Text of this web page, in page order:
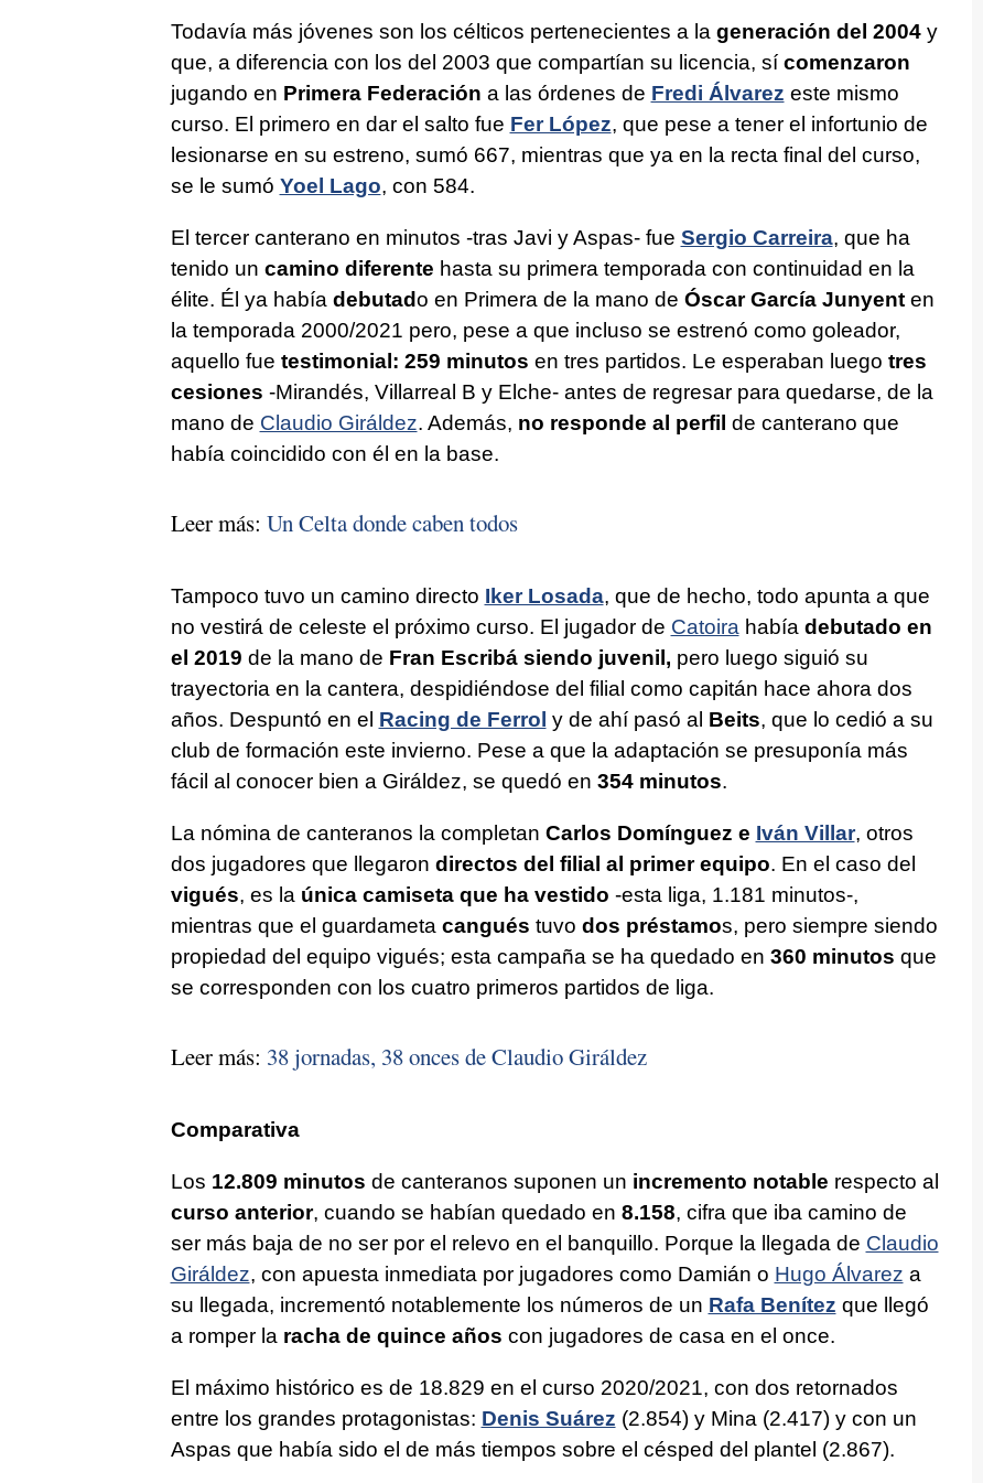
Todavía más jóvenes son los célticos pertenecientes a la generación del 2004y
que, a diferencia con los del 2003 que compartían su licencia, sí comenzaron
jugando en Primera Federación a las órdenes de Fredi Álvarez este mismo
curso. El primero en dar el salto fue Fer López, que pese a tener el infortunio de
lesionarse en su estreno, sumó 667, mientras que ya en la recta final del curso,
se le sumó Yoel Lago, con 584.
El tercer canterano en minutos -tras Javi y Aspas- fue Sergio Carreira, que ha
tenido un camino diferente hasta su primera temporada con continuidad en la
élite. Él ya había debutado en Primera de la mano de Óscar García Junyenten
la temporada 2000/2021 pero, pese a que incluso se estrenó como goleador,
aquello fue testimonial: 259 minutos en tres partidos. Le esperaban luego tres
cesiones -Mirandés, Villarreal B y Elche- antes de regresar para quedarse, de la
mano de Claudio Giráldez. Además, no responde al perfil de canterano que
había coincidido con él en la base.
Leer más: Un Celta donde caben todos
Tampoco tuvo un camino directo Iker Losada, que de hecho, todo apunta a que
no vestirá de celeste el próximo curso. El jugador de Catoira había debutado en
el 2019 de la mano de Fran Escribá siendo juvenil, pero luego siguió su
trayectoria en la cantera, despidiéndose del filial como capitán hace ahora dos
años. Despuntó en el Racing de Ferrol y de ahí pasó al Beits, que lo cedió a su
club de formación este invierno. Pese a que la adaptación se presuponía más
fácil al conocer bien a Giráldez, se quedó en 354 minutos.
La nómina de canteranos la completan Carlos Domínguez e Iván Villar, otros
dos jugadores que llegaron directos del filial al primer equipo. En el caso del
vigués, es la única camiseta que ha vestido -esta liga, 1.181 minutos-,
mientras que el guardameta cangués tuvo dos préstamos, pero siempre siendo
propiedad del equipo vigués; esta campaña se ha quedado en 360 minutos que
se corresponden con los cuatro primeros partidos de liga.
Leer más: 38 jornadas, 38 onces de Claudio Giráldez
Comparativa
Los 12.809 minutos de canteranos suponen un incremento notable respecto al
curso anterior, cuando se habían quedado en 8.158, cifra que iba camino de
ser más baja de no ser por el relevo en el banquillo. Porque la llegada de Claudio
Giráldez, con apuesta inmediata por jugadores como Damián o Hugo Álvarez a
su llegada, incrementó notablemente los números de un Rafa Benítez que llegó
a romper la racha de quince años con jugadores de casa en el once.
El máximo histórico es de 18.829 en el curso 2020/2021, con dos retornados
entre los grandes protagonistas: Denis Suárez (2.854) y Mina (2.417) y con un
Aspas que había sido el de más tiempos sobre el césped del plantel (2.867).